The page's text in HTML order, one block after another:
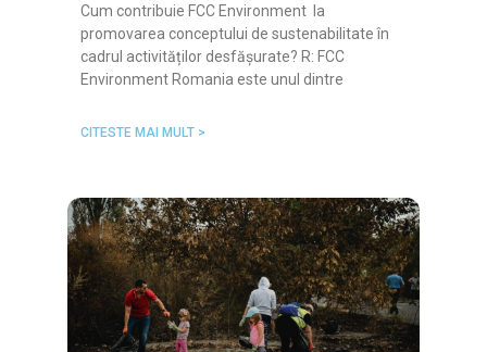
Cum contribuie FCC Environment la
promovarea conceptului de sustenabilitate în
cadrul activităților desfășurate? R: FCC
Environment Romania este unul dintre
CITESTE MAI MULT >